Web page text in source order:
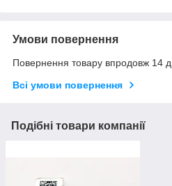
Умови повернення
Повернення товару впродовж 14
Всі умови повернення
Подібні товари компанії